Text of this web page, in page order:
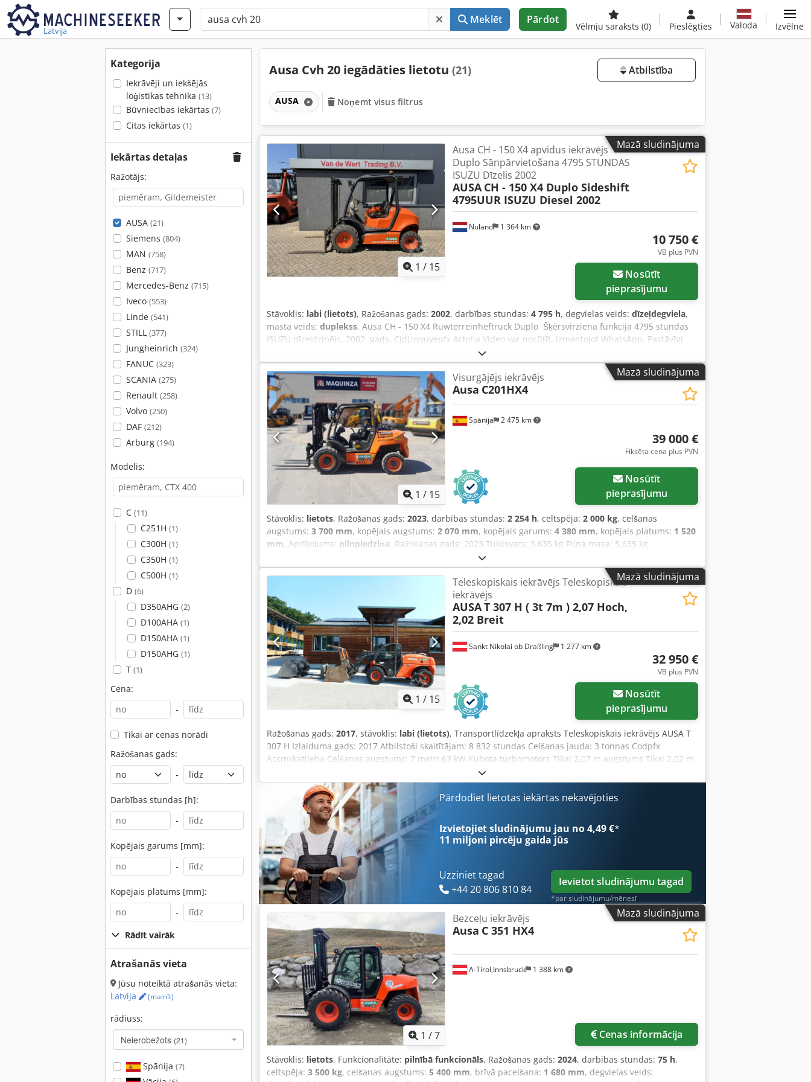
Latvija
Meklēt Pārdot
Vēlmju saraksts (0) Pieslēgties Valoda Izvēlne
Kategorija
Iekrāvēji un iekšējās
loģistikas tehnika (13)
Būvniecības iekārtas (7)
Citas iekārtas (1)
Iekārtas detaļas
Ražotājs:
AUSA (21)
Siemens (804)
MAN (758)
Benz (717)
Mercedes-Benz (715)
Iveco (553)
Linde (541)
STILL (377)
Jungheinrich (324)
FANUC (323)
SCANIA (275)
Renault (258)
Volvo (250)
DAF (212)
Arburg (194)
Modelis:
C (11)
C251H (1)
C300H (1)
C350H (1)
C500H (1)
D (6)
D350AHG (2)
D100AHA (1)
D150AHA (1)
D150AHG (1)
T (1)
Cena:
-
Tikai ar cenas norādi
Ražošanas gads:
-
Darbības stundas [h]:
-
Kopējais garums [mm]:
-
Kopējais platums [mm]:
-
Rādīt vairāk
Atrašanās vieta
Jūsu noteiktā atrašanās vieta:
Latvija
(mainīt)
rādiuss:
Neierobežots (21)
Spānija (7)
Ausa Cvh 20 iegādāties lietotu (21) Atbilstība
AUSA Noņemt visus filtrus
Mazā sludinājuma
1 / 15
Nuland 1 364 km
Ausa CH - 150 X4 apvidus iekrāvējs
Duplo Sānpārvietošana 4795 STUNDAS
ISUZU Dīzelis 2002
AUSA CH - 150 X4 Duplo Sideshift
4795UUR ISUZU Diesel 2002
10 750 €
VB plus PVN
pieprasījumu
Stāvoklis: labi (lietots), Ražošanas gads: 2002, darbības stundas: 4 795 h, degvielas veids: dīzeļdegviela,
masta veids: duplekss, Ausa CH - 150 X4 Ruwterreinheftruck Duplo Šķērsvirziena funkcija 4795 stundas
ISUZU dīzeļdzinējs, 2002. gads. Cjdjzqyuyepfx Acloha Video var nosūtīt, izmantojot WhatsApp. Pastāvīgi
pieejams noliktavā, skatiet mājaslapu. Cenas norādītas, sākot no Nulandas. Van de Wert Trading B.V.
piedāvā mainīgu iekārtu, kravas automašīnu, piekabju un papildu aprīkojuma klāstu. Visas mūsu piegādes
tiek veiktas par tirdzniecības cenām, "tā, kā ir" stāvoklī, bez garantijām (skatiet mūsu vispārīgos
noteikumus). Lai apskatītu iekārtu un/vai veiktu testa braucienu, varat bez maksas vienoties par tikšanos.
Lūdzu, pirms vizītes sazinieties ar mums, jo mēs neesam pastāvīgi klāt. Van de Wert Trading B.V.
Bedrijfsstraat 3 5391 LR Nulanda
Mazā sludinājuma
1 / 15
Spānija 2 475 km
Visurgājējs iekrāvējs
Ausa C201HX4
39 000 €
Fiksēta cena plus PVN
pieprasījumu
Stāvoklis: lietots, Ražošanas gads: 2023, darbības stundas: 2 254 h, celtspēja: 2 000 kg, celšanas
augstums: 3 700 mm, kopējais augstums: 2 070 mm, kopējais garums: 4 380 mm, kopējais platums: 1 520
mm, Aprīkojums: pilnpiedziņa, Ražošanas gads: 2023 Tukšsvars: 3.635 kg Pilna masa: 5.635 kg
Cjdpjxqficefx Acleha Degvielas tvertnes tilpums: 62 litri
Mazā sludinājuma
1 / 15
Sankt Nikolai ob Draßling 1 277 km
Teleskopiskais iekrāvējs Teleskopiskais
iekrāvējs
AUSAT 307 H ( 3t 7m ) 2,07 Hoch,
2,02 Breit
32 950 €
VB plus PVN
pieprasījumu
Ražošanas gads: 2017, stāvoklis: labi (lietots), Transportlīdzekļa apraksts Teleskopiskais iekrāvējs AUSA T
307 H Izlaiduma gads: 2017 Atbilstoši skaitītājam: 8 832 stundas Celšanas jauda: 3 tonnas Codpfx
Acsmxkatjleha Celšanas augstums: 7 metri 63 kW Kubota turbomotors Tikai 2,07 m augstums Tikai 2,02 m
platums - komplektā ar tvērējkausu - komplektā ar zemes kausu - komplektā ar palešu dakšu - hidrauliskā
ātrā sakabe - 3. hidraulikas līnija līdz dakšu rāmim - pilnpiedziņa - 3 stūrēšanas režīmi - vadība ar
džojstiku - gatavs tūlītējai izmantošanai - oriģinālā krāsojuma saglabājums - Nīderlandes ceļu satiksmes
atļauja Pārdošanas cena: 32 950 EUR bez PVN Iespējama arī izdevīga piegāde!
Pārdodiet lietotas iekārtas nekavējoties
Izvietojiet sludinājumu jau no 4,49 €*
11 miljoni pircēju gaida jūs
Uzziniet tagad
+44 20 806 810 84
Ievietot sludinājumu tagad
*par sludinājumu/mēnesī
Mazā sludinājuma
1 /7
A-Tirol,Innsbruck 1 388 km
Bezceļu iekrāvējs
Ausa C 351 HX4
Cenas informācija
Stāvoklis: lietots, Funkcionalitāte: pilnībā funkcionāls, Ražošanas gads: 2024, darbības stundas: 75 h,
celtspēja: 3 500 kg, celšanas augstums: 5 400 mm, brīvā pacelšana: 1 680 mm, degvielas veids: